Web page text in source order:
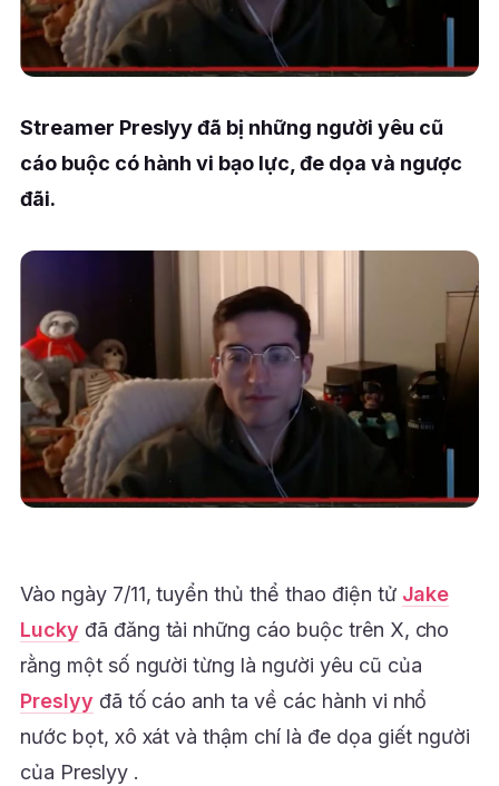
Streamer Preslyy đã bị những người yêu cũ
cáo buộc có hành vi bạo lực, đe dọa và ngược
đãi.
Vào ngày 7/11, tuyển thủ thể thao điện tử Jake
Lucky đã đăng tải những cáo buộc trên X, cho
rằng một số người từng là người yêu cũ của
Preslyy đã tố cáo anh ta về các hành vi nhổ
nước bọt, xô xát và thậm chí là đe dọa giết người
của Preslyy .